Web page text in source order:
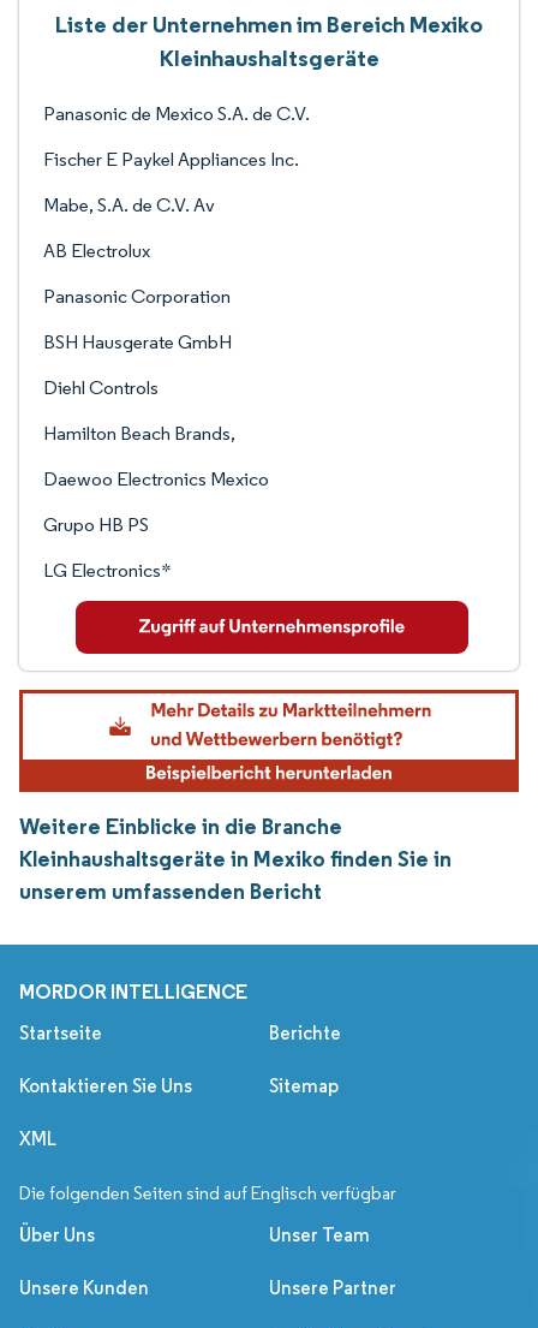
Liste der Unternehmen im Bereich Mexiko
Kleinhaushaltsgeräte
Panasonic de Mexico S.A. de C.V.
Fischer E Paykel Appliances Inc.
Mabe, S.A. de C.V. Av
AB Electrolux
Panasonic Corporation
BSH Hausgerate GmbH
Diehl Controls
Hamilton Beach Brands,
Daewoo Electronics Mexico
Grupo HB PS
LG Electronics*
Weitere Einblicke in die Branche
Kleinhaushaltsgeräte in Mexiko finden Sie in
unserem umfassenden Bericht
MORDOR INTELLIGENCE
Startseite Berichte
Kontaktieren Sie Uns Sitemap
XML
Die folgenden Seiten sind auf Englisch verfügbar
Über Uns Unser Team
Unsere Kunden Unsere Partner